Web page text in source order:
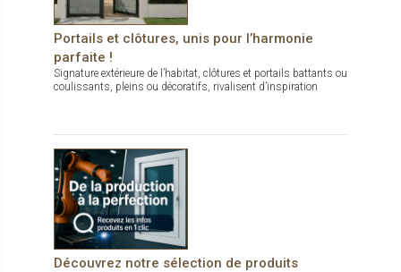
Portails et clôtures, unis pour l’harmonie
parfaite !
Signature extérieure de l’habitat, clôtures et portails battants ou
coulissants, pleins ou décoratifs, rivalisent d’inspiration
Découvrez notre sélection de produits